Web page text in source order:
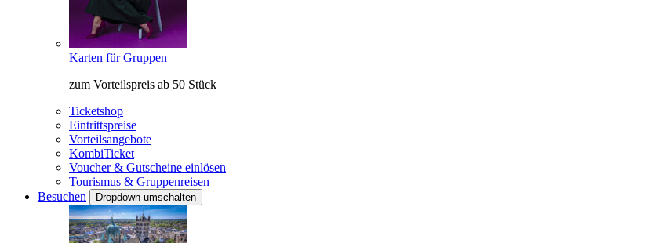
Karten für Gruppen
zum Vorteilspreis ab 50 Stück
Ticketshop
Eintrittspreise
Vorteilsangebote
KombiTicket
Voucher & Gutscheine einlösen
Tourismus & Gruppenreisen
Besuchen
Dropdown umschalten